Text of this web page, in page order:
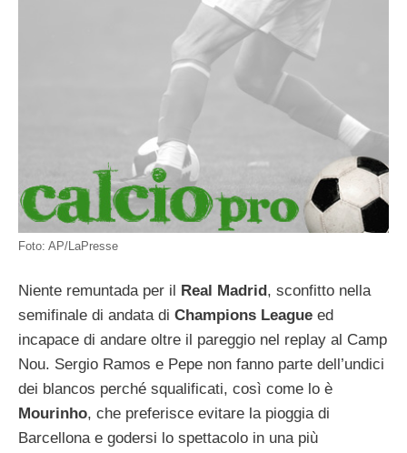
Foto: AP/LaPresse
Niente remuntada per il Real Madrid, sconfitto nella
semifinale di andata di Champions League ed
incapace di andare oltre il pareggio nel replay al Camp
Nou. Sergio Ramos e Pepe non fanno parte dell’undici
dei blancos perché squalificati, così come lo è
Mourinho, che preferisce evitare la pioggia di
Barcellona e godersi lo spettacolo in una più